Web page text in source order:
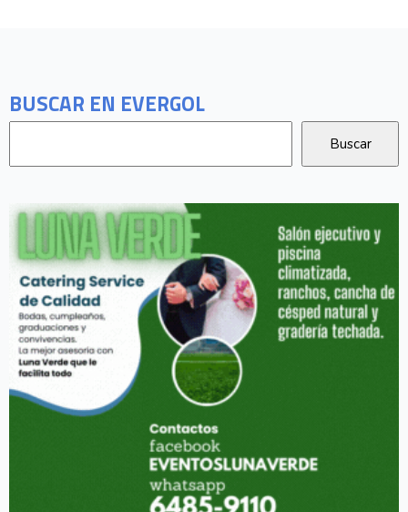
BUSCAR EN EVERGOL